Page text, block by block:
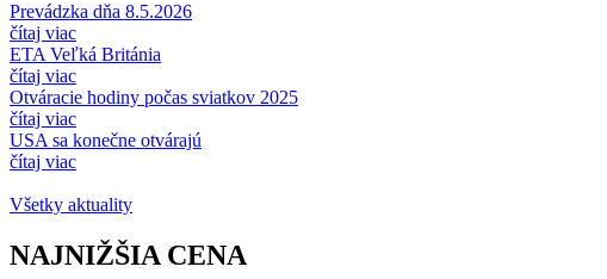
Prevádzka dňa 8.5.2026
čítaj viac
ETA Veľká Británia
čítaj viac
Otváracie hodiny počas sviatkov 2025
čítaj viac
USA sa konečne otvárajú
čítaj viac
Všetky aktuality
NAJNIŽŠIA CENA